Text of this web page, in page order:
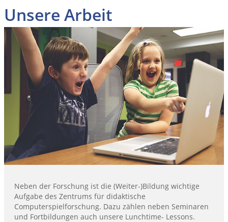
Unsere Arbeit
Neben der Forschung ist die (Weiter-)Bildung wichtige
Aufgabe des Zentrums für didaktische
Computerspielforschung. Dazu zählen neben Seminaren
und Fortbildungen auch unsere Lunchtime- Lessons.